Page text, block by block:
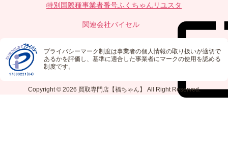
特別国際種事業者番号ふくちゃんリユスタ
関連会社バイセル
プライバシーマーク制度は事業者の個人情報の取り扱いが適切で
あるかを評価し、基準に適合した事業者にマークの使用を認める
制度です。
Copyright © 2026 買取専門店【福ちゃん】 All Right Reserved.